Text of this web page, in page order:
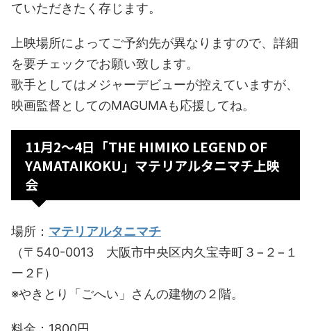
ていただきたく存じます。
上映場所によってご予約先が異なりますので、詳細
を要チェックでお願い致します。
歌手としてはメジャーデビューが控えていますが、
映画監督としてのMAGUMAも応援してね。
11月2〜4日「THE HIMIKO LEGEND OF
YAMATAIKOKU」マテリアルタニマチ上映
会
場所： マテリアルタニマチ
（〒540-0013 大阪市中央区内久宝寺町３−２−１
ー２F）
※やきとり「ごへい」さんの建物の２階。